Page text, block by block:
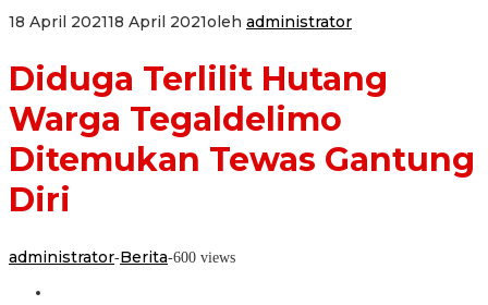
18 April 202118 April 2021oleh administrator
Diduga Terlilit Hutang
Warga Tegaldelimo
Ditemukan Tewas Gantung
Diri
administrator-Berita-600 views